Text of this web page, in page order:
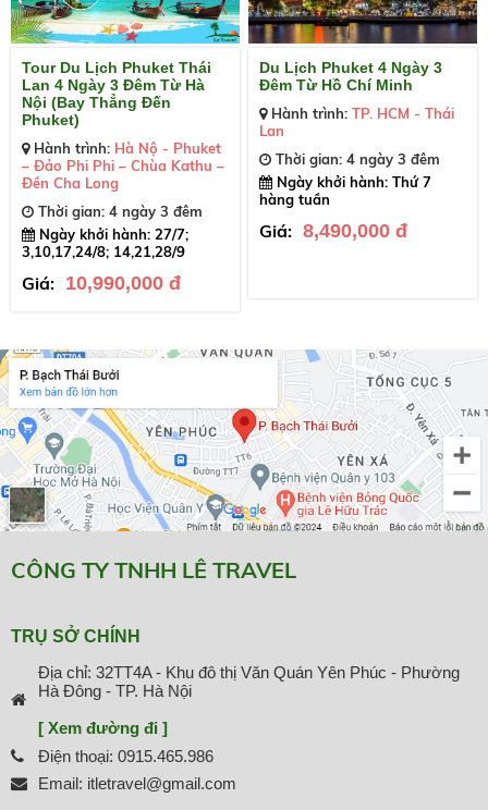
Tour Du Lịch Phuket Thái
Lan 4 Ngày 3 Đêm Từ Hà
Nội (Bay Thẳng Đến
Phuket)
Hành trình: Hà Nộ - Phuket
– Đảo Phi Phi – Chùa Kathu –
Đền Cha Long
Thời gian: 4 ngày 3 đêm
Ngày khởi hành: 27/7;
3,10,17,24/8; 14,21,28/9
Giá: 10,990,000 đ
Du Lịch Phuket 4 Ngày 3
Đêm Từ Hồ Chí Minh
Hành trình:TP. HCM - Thái
Lan
Thời gian: 4 ngày 3 đêm
Ngày khởi hành: Thứ 7
hàng tuần
Giá: 8,490,000 đ
CÔNG TY TNHH LÊ TRAVEL
TRỤ SỞ CHÍNH
Địa chỉ: 32TT4A - Khu đô thị Văn Quán Yên Phúc - Phường
Hà Đông - TP. Hà Nội
[ Xem đường đi ]
Điện thoại: 0915.465.986
Email: itletravel@gmail.com